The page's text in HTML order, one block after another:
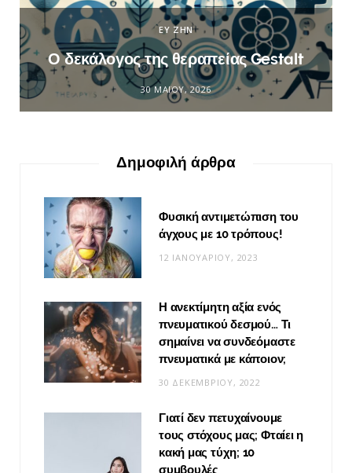
ΕΥ ΖΗΝ
Ο δεκάλογος της θεραπείας Gestalt
30 ΜΑΪ́ΟΥ, 2026
Δημοφιλή άρθρα
Φυσική αντιμετώπιση του
άγχους με 10 τρόπους!
12 ΙΑΝΟΥΑΡΊΟΥ, 2023
Η ανεκτίμητη αξία ενός
πνευματικού δεσμού… Τι
σημαίνει να συνδεόμαστε
πνευματικά με κάποιον;
30 ΔΕΚΕΜΒΡΊΟΥ, 2022
Γιατί δεν πετυχαίνουμε
τους στόχους μας; Φταίει η
κακή μας τύχη; 10
συμβουλές